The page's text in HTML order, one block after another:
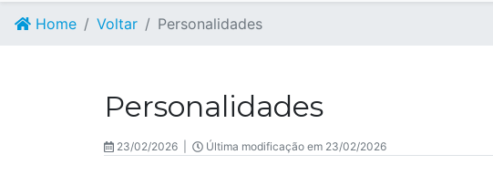
Home Voltar Personalidades
Personalidades
23/02/2026 | Última modificação em 23/02/2026